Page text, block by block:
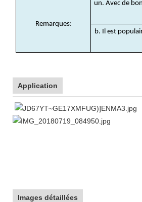
Remarques:
un. Avec de
b. Il est
Application
Images détaillées